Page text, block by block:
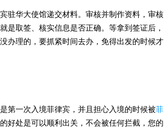
驻华大使馆递交材料。审核并制作资料，审核
是取签、核实信息是否正确。等拿到签证后，
办理的，要抓紧时间去办，免得出发的时候才
第一次入境菲律宾，并且担心入境的时候被菲
的好处是可以顺利出关，不会被任何拦截，您的